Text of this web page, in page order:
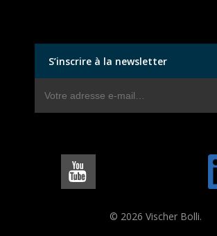
S’inscrire à la newsletter
© 2026 Vischer Bolli.